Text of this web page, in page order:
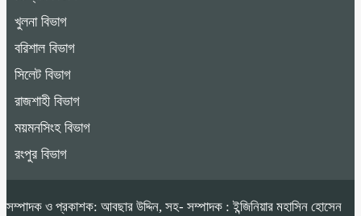
খুলনা বিভাগ
বরিশাল বিভাগ
সিলেট বিভাগ
রাজশাহী বিভাগ
ময়মনসিংহ বিভাগ
রংপুর বিভাগ
সম্পাদক ও প্রকাশক: আবছার উদ্দিন, সহ- সম্পাদক : ইন্জিনিয়ার মহাসিন হোসেন